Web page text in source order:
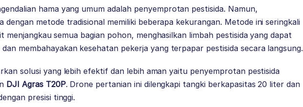
hama yang umum adalah penyemprotan pestisida. Namun,
dengan metode tradisional memiliki beberapa kekurangan. Metode ini seringkali
menjangkau semua bagian pohon, menghasilkan limbah pestisida yang dapat
membahayakan kesehatan pekerja yang terpapar pestisida secara langsung.
solusi yang lebih efektif dan lebih aman yaitu penyemprotan pestisida
DJI Agras T20P. Drone pertanian ini dilengkapi tangki berkapasitas 20 liter dan
presisi tinggi.